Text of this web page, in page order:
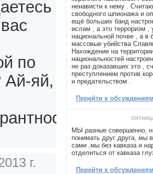
ненависти к нему .
свободного шпионажа и
ещё больших банд
ислам , а это терроризм ,
национальной почве , а
массовые убийства
Нахождение на
национальностей
не раз доказавших это ,
преступлением против
и предательством .
Перейти к
МЫ разные совершенно,
понимать друг друга, мы
сами ,мы без кавказа и
отделиться от кавказа
Перейти к
по
Ай-яй,
г.